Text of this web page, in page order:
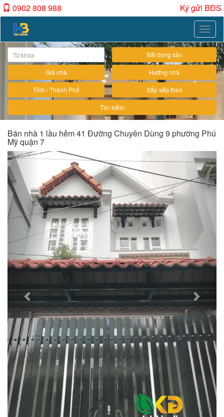
0902 808 988 Ký gửi BĐS
Toggle
Bất động sản
Giá nhà Hướng nhà
Tỉnh / Thành Phố Sắp xếp theo
Tìm kiếm
Bán nhà 1 lầu hẻm 41 Đường Chuyên Dùng 9 phường Phú
Mỹ quận 7
Previous Next